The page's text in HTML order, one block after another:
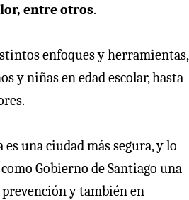
entre otros.
enfoques y herramientas,
y niñas en edad escolar, hasta
una ciudad más segura, y lo
Gobierno de Santiago una
y también en